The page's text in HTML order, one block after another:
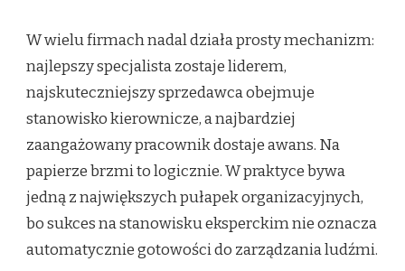
W wielu firmach nadal działa prosty mechanizm:
najlepszy specjalista zostaje liderem,
najskuteczniejszy sprzedawca obejmuje
stanowisko kierownicze, a najbardziej
zaangażowany pracownik dostaje awans. Na
papierze brzmi to logicznie. W praktyce bywa
jedną z największych pułapek organizacyjnych,
bo sukces na stanowisku eksperckim nie oznacza
automatycznie gotowości do zarządzania ludźmi.